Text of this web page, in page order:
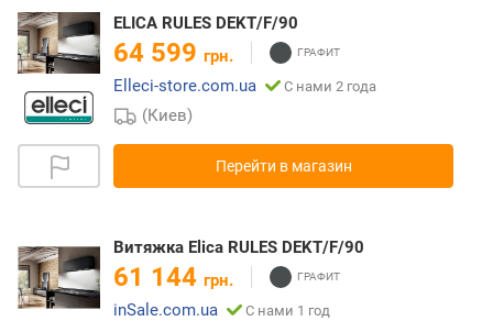
ELICA RULES DEKT/F/90
64 599 грн.
Elleci-store.com.ua
С нами 2 года
(Киев)
Перейти в магазин
Витяжка Elica RULES DEKT/F/90
61 144 грн.
inSale.com.ua
С нами 1 год